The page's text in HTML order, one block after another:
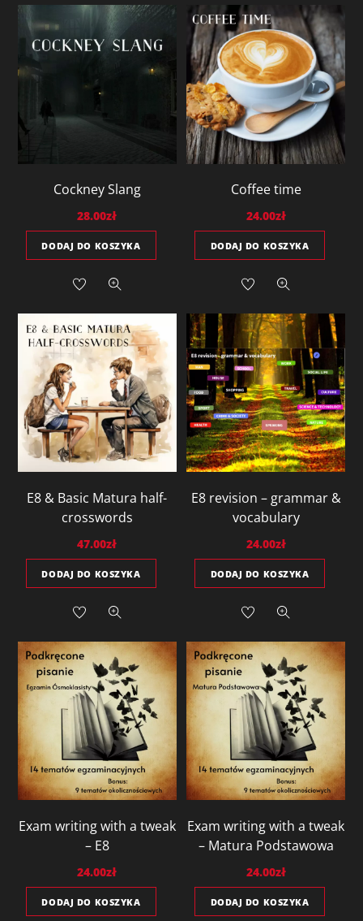
Cockney Slang
28.00zł
DODAJ DO KOSZYKA
Coffee time
24.00zł
DODAJ DO KOSZYKA
E8 & Basic Matura half-
crosswords
47.00zł
DODAJ DO KOSZYKA
E8 revision – grammar &
vocabulary
24.00zł
DODAJ DO KOSZYKA
Exam writing with a tweak
– E8
24.00zł
DODAJ DO KOSZYKA
Exam writing with a tweak
– Matura Podstawowa
24.00zł
DODAJ DO KOSZYKA